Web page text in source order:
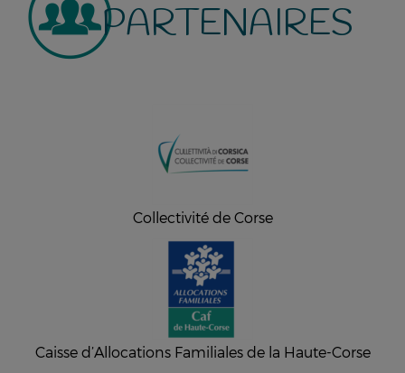
PARTENAIRES
Collectivité de Corse
Caisse d’Allocations Familiales de la Haute-Corse